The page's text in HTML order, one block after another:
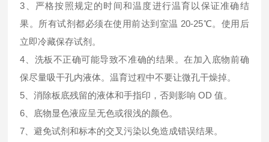
3、严格按照规定的时间和温度进行温育以保证准确结
果。所有试剂都必须在使用前达到室温 20-25℃。使用后
立即冷藏保存试剂。
4、洗板不正确可能导致不准确的结果。在加入底物前确
保尽量吸干孔内液体。温育过程中不要让微孔干燥掉。
5、消除板底残留的液体和手指印，否则影响 OD 值。
6、底物显色液应呈无色或很浅的颜色。
7、避免试剂和标本的交叉污染以免造成错误结果。